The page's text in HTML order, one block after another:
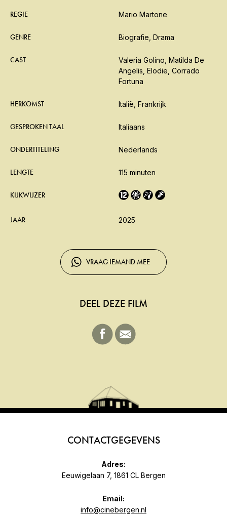
REGIE Mario Martone
GENRE Biografie, Drama
CAST
Valeria Golino, Matilda De
Angelis, Elodie, Corrado
Fortuna
HERKOMST Italië, Frankrijk
GESPROKEN TAAL Italiaans
ONDERTITELING Nederlands
LENGTE 115 minuten
KIJKWIJZER
JAAR 2025
VRAAG IEMAND MEE
DEEL DEZE FILM
CONTACTGEGEVENS
Adres:
Eeuwigelaan 7, 1861 CL Bergen
Email:
info@cinebergen.nl